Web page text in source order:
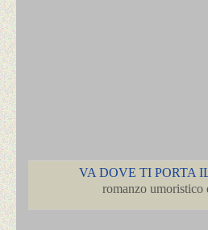
VA DOVE TI PORTA
romanzo umoristico